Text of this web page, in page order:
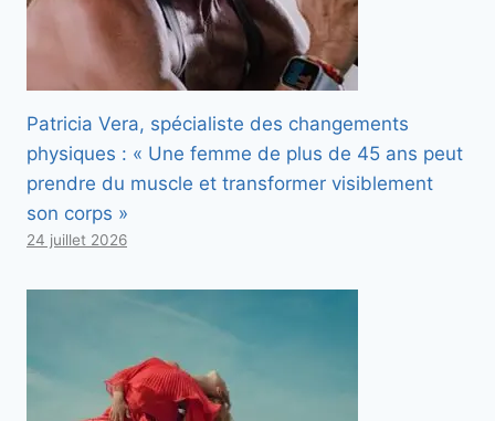
Patricia Vera, spécialiste des changements
physiques : « Une femme de plus de 45 ans peut
prendre du muscle et transformer visiblement
son corps »
24 juillet 2026